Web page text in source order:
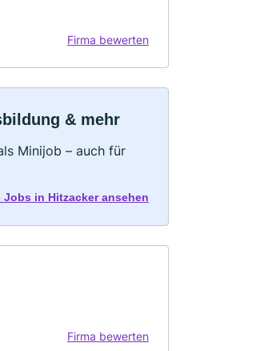
Firma bewerten
& mehr
Minijob – auch für
Jobs in Hitzacker ansehen
Firma bewerten